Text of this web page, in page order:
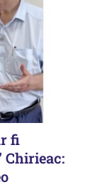
fi
Chirieac: